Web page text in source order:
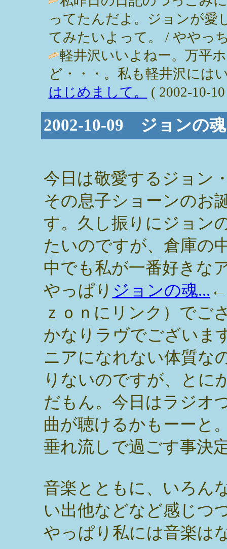
ってたんだよ。ジョンが愛
てみたいよって。 / ややっ
軽井沢いいよねー。万平
ど・・・。私も軽井沢には
はじめまして。
( 2002-10-
2002-10-09 ジョンの
今日は敬愛するジョン
その息子ショーンのお
す。久し振りにジョン
たいのですが、倉庫の
中でも私が一番好きな
やっぱり ジョンの魂... ←
ｚｏｎにリンク）でご
かなりラヴでございま
ニアになれない体質な
りないのですが、とに
だもん。今日はラジオ
曲が聴けるかもーーと
垂れ流しで過ごす事決
音楽とともに、いろん
い出他などなど感じつ
やっぱり私には音楽は